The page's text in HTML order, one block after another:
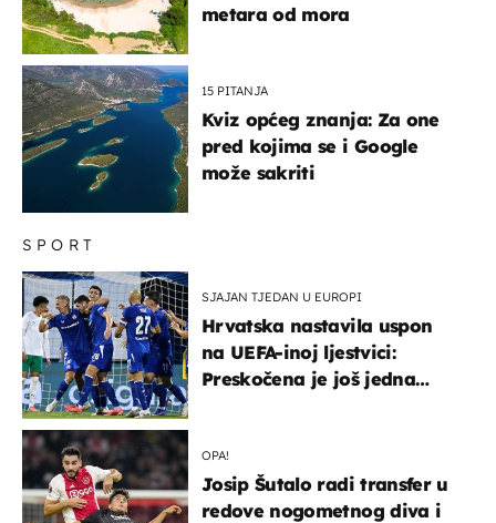
SPORT
SJAJAN TJEDAN U EUROPI
Hrvatska nastavila uspon
na UEFA-inoj ljestvici:
Preskočena je još jedna
OPA!
Josip Šutalo radi transfer u
redove nogometnog diva i
metara od mora
15 PITANJA
Kviz općeg znanja: Za one
pred kojima se i Google
može sakriti